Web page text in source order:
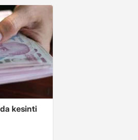
kesinti